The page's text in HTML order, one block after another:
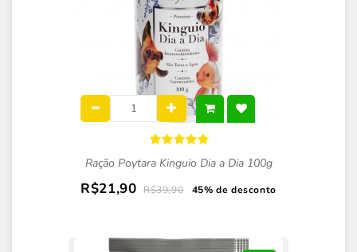
Ração Poytara Kinguio Dia a Dia 100g
R$21,90 R$39,90 45% de desconto